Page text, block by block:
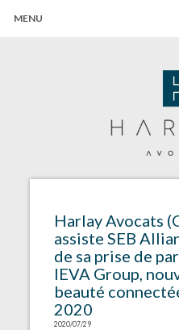
MENU
Harlay Avocats
assiste SEB
de sa prise de
IEVA Group,
beauté
2020
2020/07/29